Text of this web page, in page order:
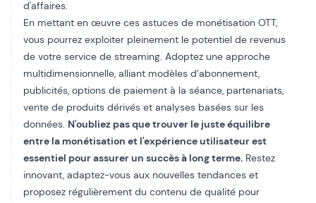
d'affaires.
En mettant en œuvre ces astuces de monétisation OTT,
vous pourrez exploiter pleinement le potentiel de revenus
de votre service de streaming. Adoptez une approche
multidimensionnelle, alliant modèles d’abonnement,
publicités, options de paiement à la séance, partenariats,
vente de produits dérivés et analyses basées sur les
données. N'oubliez pas que trouver le juste équilibre
entre la monétisation et l'expérience utilisateur est
essentiel pour assurer un succès à long terme. Restez
innovant, adaptez-vous aux nouvelles tendances et
proposez régulièrement du contenu de qualité pour